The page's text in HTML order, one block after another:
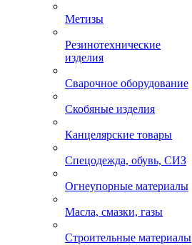
Метизы
Резинотехнические
изделия
Сварочное оборудование
Скобяные изделия
Канцелярские товары
Спецодежда, обувь, СИЗ
Огнеупорные материалы
Масла, смазки, газы
Строительные материалы